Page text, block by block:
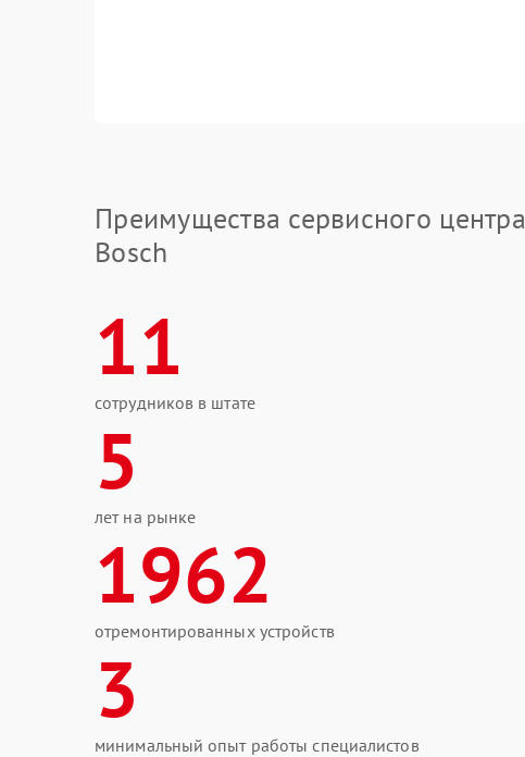
Преимущества сервисного центра
Bosch
11
сотрудников в штате
5
лет на рынке
1962
отремонтированных устройств
3
минимальный опыт работы специалистов